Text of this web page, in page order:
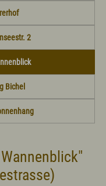
2
Bichel